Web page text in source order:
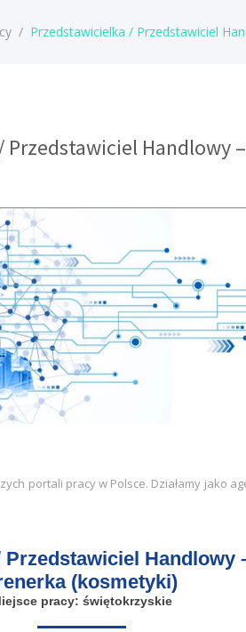
/ Przedstawicielka / Przedstawiciel
Przedstawiciel Handlowy
portali pracy w Polsce. Działamy jako
Handlowy
(kosmetyki)
pracy: świętokrzyskie